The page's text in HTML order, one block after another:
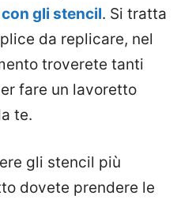
gli stencil. Si tratta
da replicare, nel
troverete tanti
fare un lavoretto
te.
gli stencil più
dovete prendere le